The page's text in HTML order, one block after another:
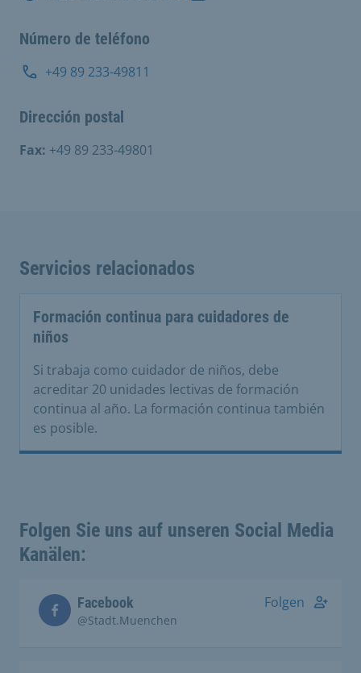
Número de teléfono
+49 89 233-49811
Dirección postal
Fax: +49 89 233-49801
Servicios relacionados
Formación continua para cuidadores de
niños
Si trabaja como cuidador de niños, debe
acreditar 20 unidades lectivas de formación
continua al año. La formación continua también
es posible.
Folgen Sie uns auf unseren Social Media
Kanälen:
Facebook
@Stadt.Muenchen
Folgen